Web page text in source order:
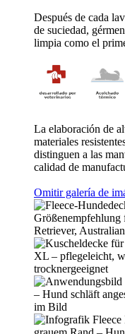
Después de cada
de suciedad,
limpia como el
La elaboración de
materiales
distinguen a las
calidad de
Omitir galería de